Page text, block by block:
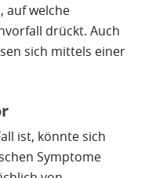
auf welche
drückt. Auch
sich mittels einer
ist, könnte sich
Symptome